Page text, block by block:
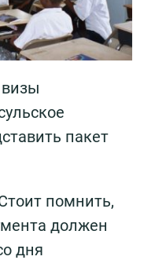
пакет
помнить,
должен
дня